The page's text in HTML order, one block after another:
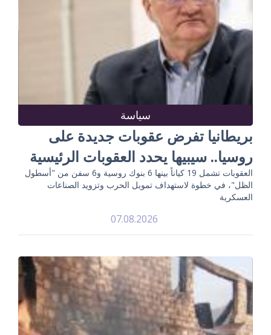
سياسة
بريطانيا تفرض عقوبات جديدة على
روسيا.. سيبيها يحدد العقوبات الرئيسية
العقوبات تشمل 19 كياناً بينها 6 بنوك روسية و6 سفن من "أسطول
الظل"، في خطوة لاستهداف تمويل الحرب وتزويد الصناعات
العسكرية
07.08.2026